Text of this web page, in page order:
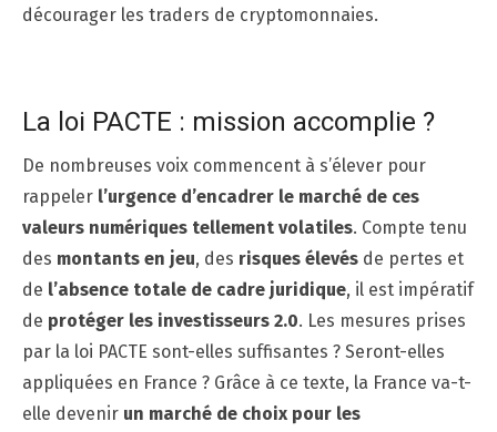
décourager les traders de cryptomonnaies.
La loi PACTE : mission accomplie ?
De nombreuses voix commencent à s’élever pour
rappeler l’urgence d’encadrer le marché de ces
valeurs numériques tellement volatiles. Compte tenu
des montants en jeu, des risques élevés de pertes et
de l’absence totale de cadre juridique, il est impératif
de protéger les investisseurs 2.0. Les mesures prises
par la loi PACTE sont-elles suffisantes ? Seront-elles
appliquées en France ? Grâce à ce texte, la France va-t-
elle devenir un marché de choix pour les